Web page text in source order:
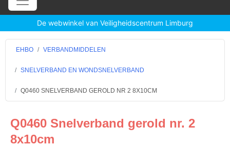
De webwinkel van Veiligheidscentrum Limburg
EHBO VERBANDMIDDELEN
SNELVERBAND EN WONDSNELVERBAND
Q0460 SNELVERBAND GEROLD NR 2 8X10CM
Q0460 Snelverband gerold nr. 2
8x10cm